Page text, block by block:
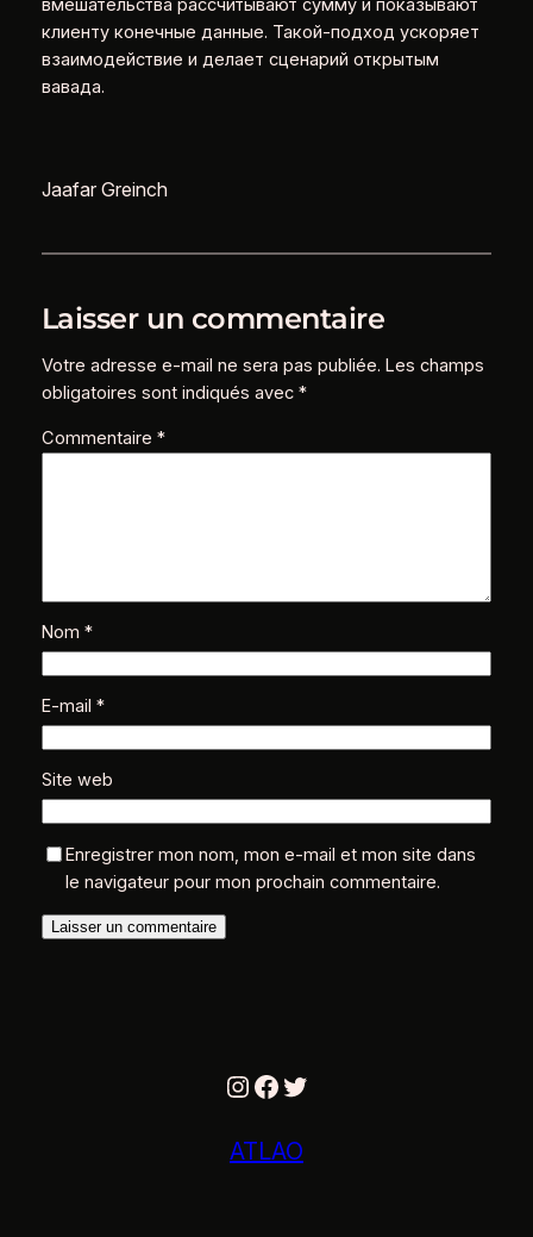
вмешательства рассчитывают сумму и показывают
клиенту конечные данные. Такой-подход ускоряет
взаимодействие и делает сценарий открытым
вавада.
Jaafar Greinch
Laisser un commentaire
Votre adresse e-mail ne sera pas publiée. Les champs
obligatoires sont indiqués avec *
Commentaire *
Nom *
E-mail *
Site web
Enregistrer mon nom, mon e-mail et mon site dans
le navigateur pour mon prochain commentaire.
Instagram
Facebook
Twitter
ATLAO